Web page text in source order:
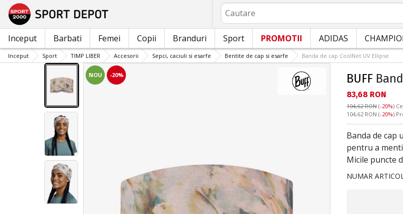
Cautare
Inceput Barbati Femei Copii Branduri Sport PROMOTII ADIDAS
Inceput Sport TIMP LIBER Accesorii Sepci, caciuli si esarfe Bentite de cap si esarfe Banda de cap CoolNet UV Ellipse
NOU -20% BUFF
Текуща цена:
83,68 RON
104,62 RON (-20%)
Pret obisnuit:
104,62 RON (-20%)
Banda de cap
pentru a
Micile puncte
NUMAR